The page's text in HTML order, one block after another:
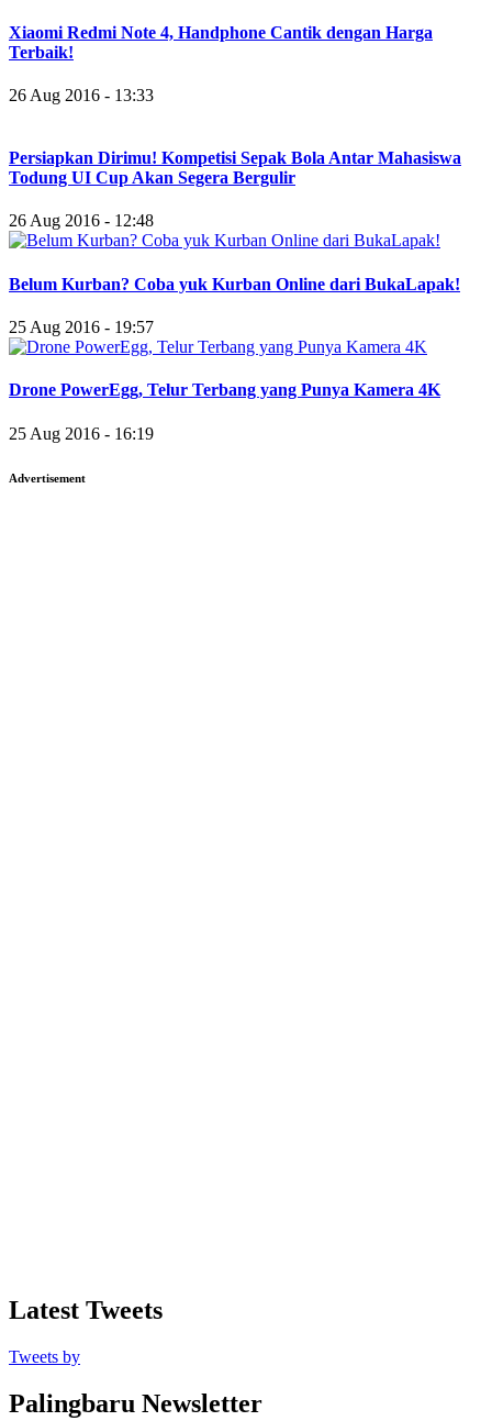
Xiaomi Redmi Note 4, Handphone Cantik dengan Harga
Terbaik!
26 Aug 2016 - 13:33
Persiapkan Dirimu! Kompetisi Sepak Bola Antar Mahasiswa
Todung UI Cup Akan Segera Bergulir
26 Aug 2016 - 12:48
Belum Kurban? Coba yuk Kurban Online dari BukaLapak!
25 Aug 2016 - 19:57
Drone PowerEgg, Telur Terbang yang Punya Kamera 4K
25 Aug 2016 - 16:19
Advertisement
Latest Tweets
Tweets by
Palingbaru Newsletter